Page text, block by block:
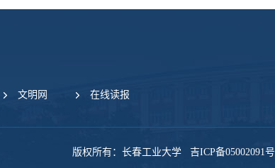
文明网 在线读报
版权所有：长春工业大学 吉ICP备05002091号